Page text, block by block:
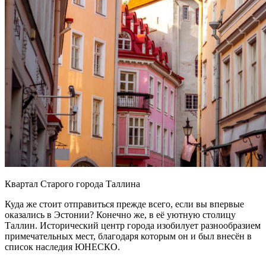
Квартал Старого города Таллина
Куда же стоит отправиться прежде всего, если вы впервые
оказались в Эстонии? Конечно же, в её уютную столицу
Таллин. Исторический центр города изобилует разнообразием
примечательных мест, благодаря которым он и был внесён в
список наследия ЮНЕСКО.